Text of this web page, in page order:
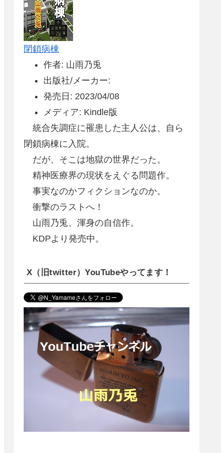
閉鎖病棟
作者: 山雨乃兎
出版社/メーカー:
発売日: 2023/04/08
メディア: Kindle版
統合失調症に罹患した主人公は、自ら
閉鎖病棟に入院。
だが、そこは地獄の世界だった。
精神医療界の現状をえぐる問題作。
事実なのかフィクションなのか。
衝撃のラストへ！
山雨乃兎、渾身の自信作。
KDPより発売中。
X（旧twitter）YouTubeやってます！